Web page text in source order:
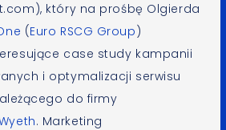
który na prośbę Olgierda
(Euro RSCG Group )
case study kampanii
i optymalizacji serwisu
do firmy
. Marketing